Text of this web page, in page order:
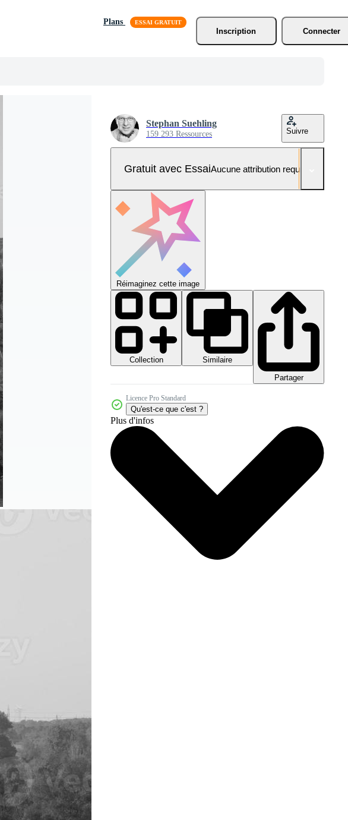
Plans
Inscription
Connecter
Stephan Suehling
159 293 Ressources Suivre
Gratuit avec EssaiAucune attribution requise
Réimaginez cette image
Collection
Similaire
Partager
Licence Pro Standard
Qu'est-ce que c'est ?
Plus d'infos